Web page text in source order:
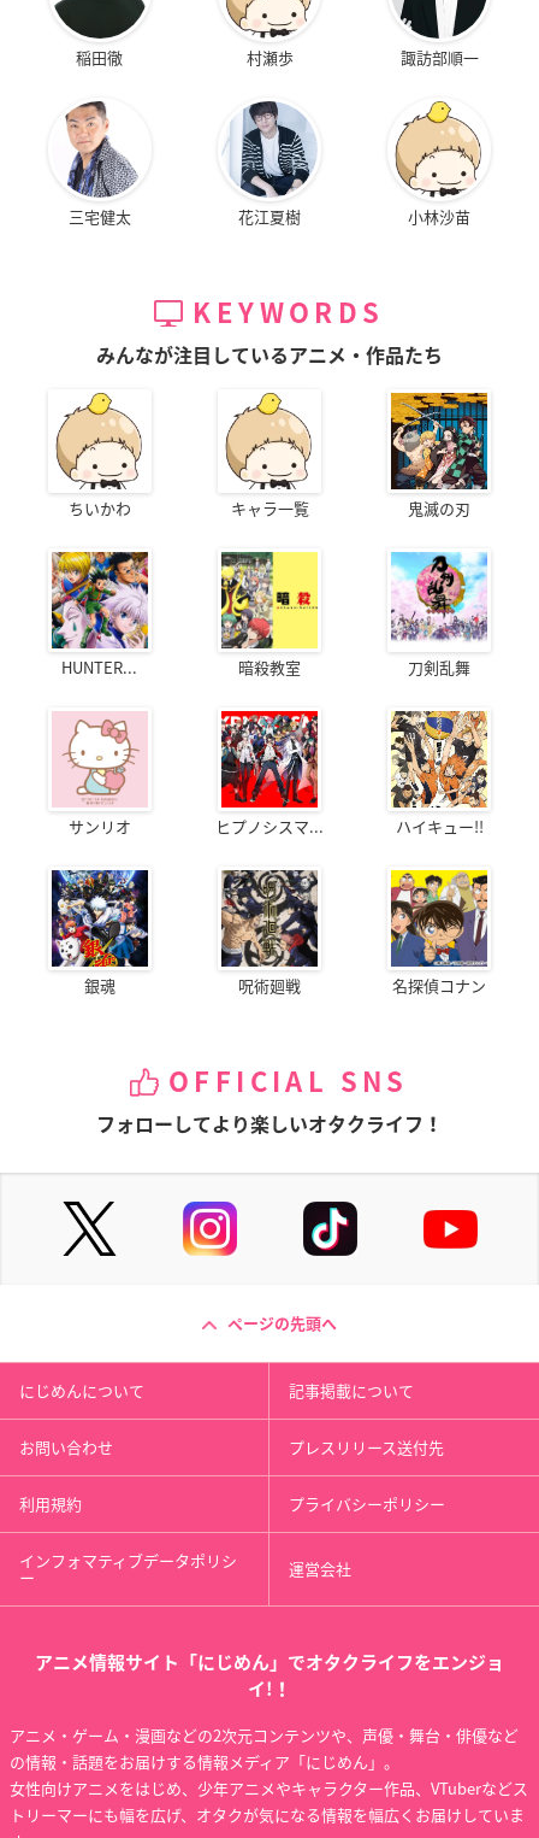
稲田徹 村瀬歩 諏訪部順一
三宅健太 花江夏樹 小林沙苗
KEYWORDS
みんなが注目しているアニメ・作品たち
ちいかわ キャラ一覧 鬼滅の刃
HUNTER... 暗殺教室 刀剣乱舞
サンリオ ヒプノシスマ... ハイキュー!!
銀魂 呪術廻戦 名探偵コナン
OFFICIAL SNS
フォローしてより楽しいオタクライフ！
ページの先頭へ
にじめんについて 記事掲載について
お問い合わせ プレスリリース送付先
利用規約 プライバシーポリシー
インフォマティブデータポリシ
ー 運営会社
アニメ情報サイト「にじめん」でオタクライフをエンジョ
イ!！
アニメ・ゲーム・漫画などの2次元コンテンツや、声優・舞台・俳優など
の情報・話題をお届けする情報メディア「にじめん」。
女性向けアニメをはじめ、少年アニメやキャラクター作品、VTuberなどス
トリーマーにも幅を広げ、オタクが気になる情報を幅広くお届けしていま